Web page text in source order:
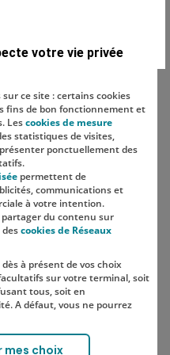
LES RÉSEAUX
le compte Instagram
vers le compte TikTok
votre vie privée
ce site : certains cookies
fins de bon fonctionnement et
Lescookies de mesure
statistiques de visites,
ponctuellement des
permettent de
communications et
à votre intention.
du contenu sur
cookies de Réseaux
à présent de vos choix
sur votre terminal, soit
tous, soit en
A défaut, vous ne pourrez
à tout moment, en cliquant
mes choix